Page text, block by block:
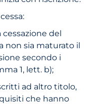
del
non sia maturato il
secondo i
1, lett. b);
ad altro titolo,
che hanno